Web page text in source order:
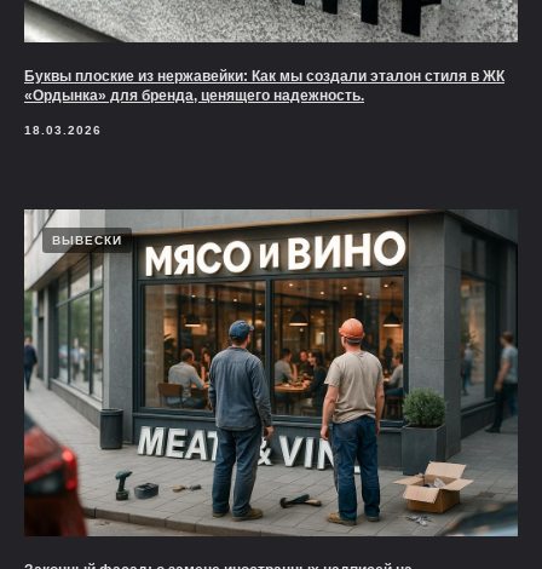
Буквы плоские из нержавейки: Как мы создали эталон стиля в ЖК
«Ордынка» для бренда, ценящего надежность.
18.03.2026
ВЫВЕСКИ